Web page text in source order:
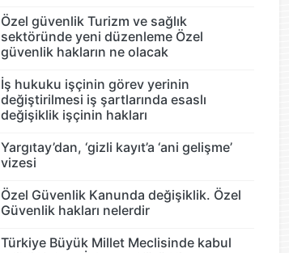
Özel güvenlik Turizm ve sağlık
sektöründe yeni düzenleme Özel
güvenlik hakların ne olacak
İş hukuku işçinin görev yerinin
değiştirilmesi iş şartlarında esaslı
değişiklik işçinin hakları
Yargıtay’dan, ‘gizli kayıt’a ‘ani gelişme’
vizesi
Özel Güvenlik Kanunda değişiklik. Özel
Güvenlik hakları nelerdir
Türkiye Büyük Millet Meclisinde kabul